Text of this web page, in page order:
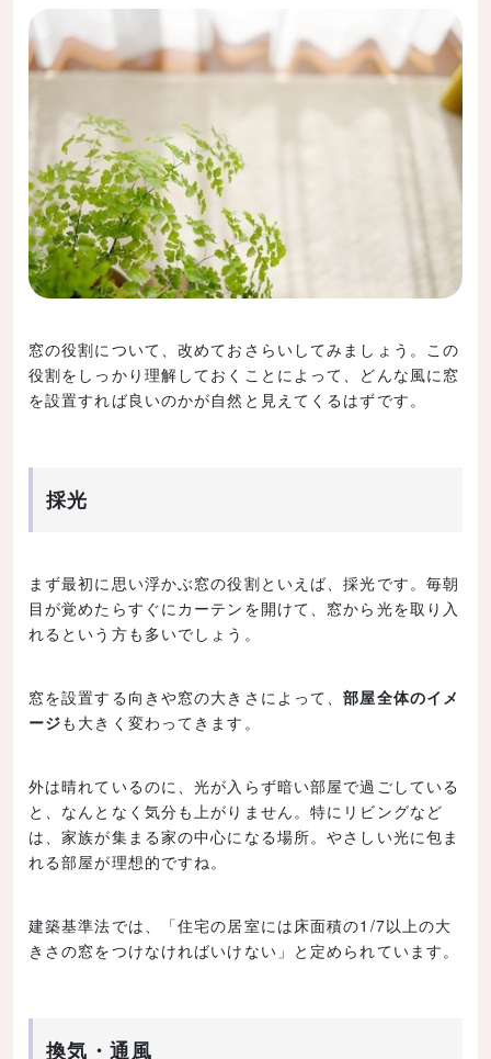
記事の内容まとめ
窓の役割について、改めておさらいしてみましょう。この
役割をしっかり理解しておくことによって、どんな風に窓
を設置すれば良いのかが自然と見えてくるはずです。
採光
まず最初に思い浮かぶ窓の役割といえば、採光です。毎朝
目が覚めたらすぐにカーテンを開けて、窓から光を取り入
れるという方も多いでしょう。
窓を設置する向きや窓の大きさによって、部屋全体のイメ
ージも大きく変わってきます。
外は晴れているのに、光が入らず暗い部屋で過ごしている
と、なんとなく気分も上がりません。特にリビングなど
は、家族が集まる家の中心になる場所。やさしい光に包ま
れる部屋が理想的ですね。
建築基準法では、「住宅の居室には床面積の1/7以上の大
きさの窓をつけなければいけない」と定められています。
換気・通風